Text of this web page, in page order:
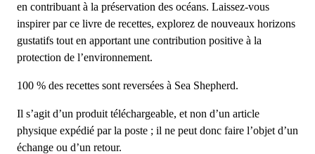
en contribuant à la préservation des océans. Laissez-vous
inspirer par ce livre de recettes, explorez de nouveaux horizons
gustatifs tout en apportant une contribution positive à la
protection de l’environnement.
100 % des recettes sont reversées à Sea Shepherd.
Il s’agit d’un produit téléchargeable, et non d’un article
physique expédié par la poste ; il ne peut donc faire l’objet d’un
échange ou d’un retour.